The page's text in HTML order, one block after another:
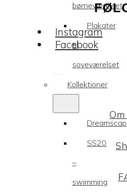
børneværelset
Plakater
til
soveværelset
Kollektioner
SS20
–
swimming
Instagram
Facebook